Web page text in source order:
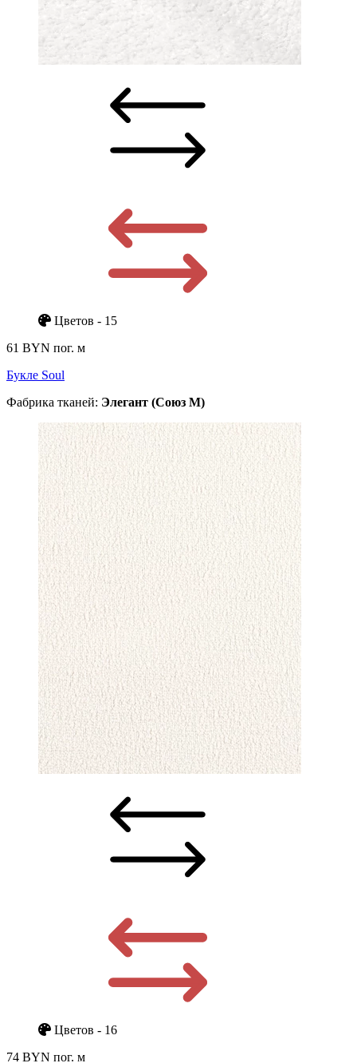
Цветов - 15
61 BYN пог. м
Букле Soul
Фабрика тканей: Элегант (Союз М)
Цветов - 16
74 BYN пог. м